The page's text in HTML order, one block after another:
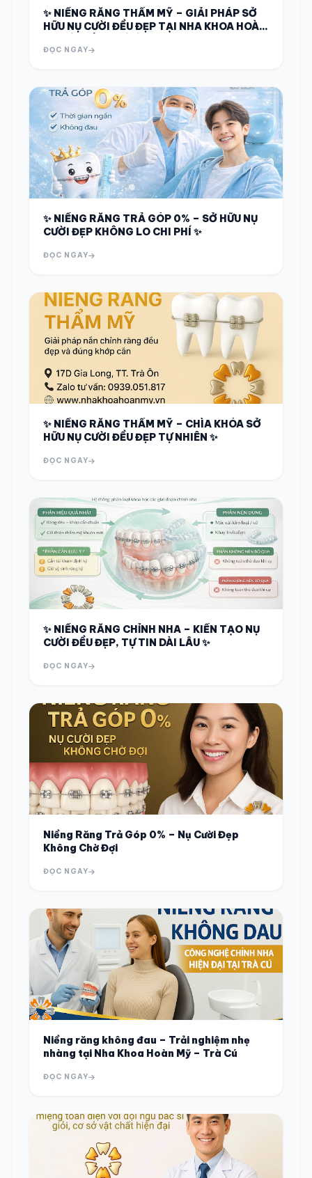
✨ NIỀNG RĂNG THẨM MỸ – GIẢI PHÁP SỞ
HỮU NỤ CƯỜI ĐỀU ĐẸP TẠI NHA KHOA HOÀN
ĐỌC NGAY
✨ NIỀNG RĂNG TRẢ GÓP 0% – SỞ HỮU NỤ
CƯỜI ĐẸP KHÔNG LO CHI PHÍ ✨
ĐỌC NGAY
✨ NIỀNG RĂNG THẨM MỸ – CHÌA KHÓA SỞ
HỮU NỤ CƯỜI ĐỀU ĐẸP TỰ NHIÊN ✨
ĐỌC NGAY
✨ NIỀNG RĂNG CHỈNH NHA – KIẾN TẠO NỤ
CƯỜI ĐỀU ĐẸP, TỰ TIN DÀI LÂU ✨
ĐỌC NGAY
Niềng Răng Trả Góp 0% – Nụ Cười Đẹp
Không Chờ Đợi
ĐỌC NGAY
Niềng răng không đau – Trải nghiệm nhẹ
nhàng tại Nha Khoa Hoàn Mỹ – Trà Cú
ĐỌC NGAY